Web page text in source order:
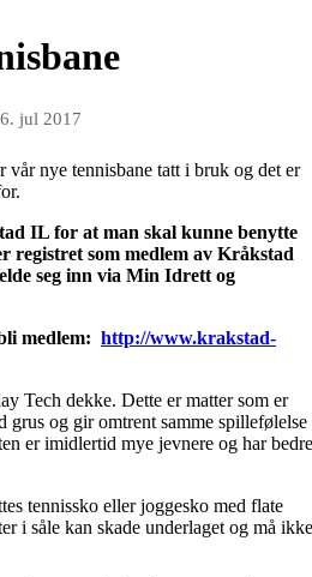
6. jul 2017
vår nye tennisbane tatt i bruk og det er
IL for at man skal kunne benytte
registret som medlem av Kråkstad
seg inn via Min Idrett og
medlem: http://www.krakstad-
Tech dekke. Dette er matter som er
grus og gir omtrent samme spillefølelse
er imidlertid mye jevnere og har bedre
tennissko eller joggesko med flate
i såle kan skade underlaget og må ikke